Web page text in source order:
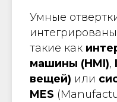
Умные
такие как
машины (HMI),
вещей) или
MES